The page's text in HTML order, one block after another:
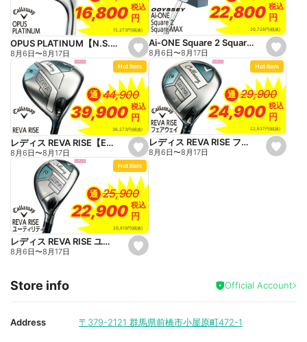
o
r
i
t
e
o
r
i
t
e
s
e
t
f
a
v
o
r
i
t
e
16,800
16,800 税込
税込
円
円
15,273円(税抜)
OPUS PLATINUM【N.S.PRO 950NEO】
8月6日〜8月17日
s
e
t
f
a
v
o
r
i
t
e
22,800
22,800 税込
税込
円
円
20,728円(税抜)
Ai-ONE Square 2 Square MAX
8月6日〜8月17日
s
e
t
f
a
v
o
r
i
t
e
Hot Item
通 44,900
44,900
39,900
39,900 税込
税込
円
円
36,273円(税抜)
レディス REVA RISE【ELDIO 40 for Callaway】
8月6日〜8月17日
s
e
Hot Item
通 29,900
29,900
24,900
24,900 税込
税込
円
円
22,637円(税抜)
レディス REVA RISE フェアウェイ【ELDIO 40 for Callaway】
8月6日〜8月17日
s
e
i
t
Hot Item
通 25,900
25,900
22,900
22,900 税込
税込
円
円
20,819円(税抜)
レディス REVA RISE ユーティリティ【ELDIO 40 for Callaway】
8月6日〜8月17日
Store info Official Account
Address 〒379-2121 群馬県前橋市小屋原町472-1